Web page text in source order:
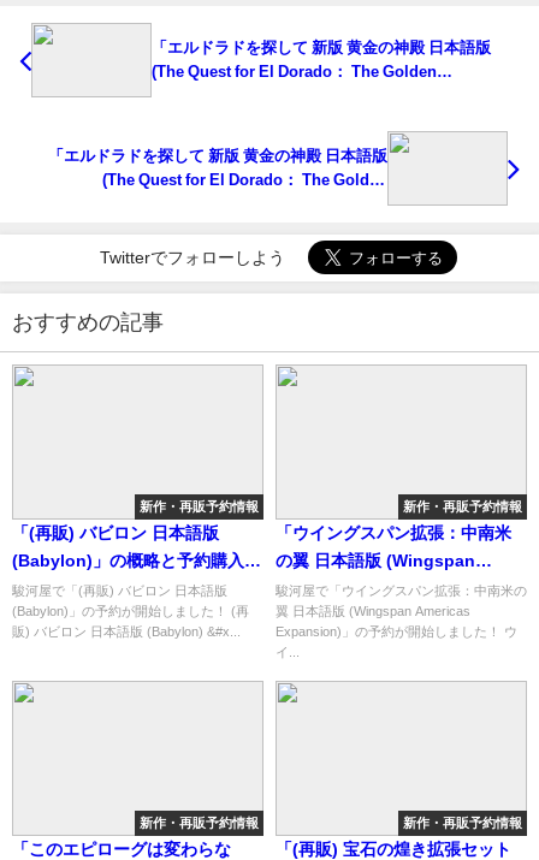
「エルドラドを探して 新版 黄金の神殿 日本語版
(The Quest for El Dorado： The Golden
「エルドラドを探して 新版 黄金の神殿 日本語版
(The Quest for El Dorado： The Golden
Twitterでフォローしよう
おすすめの記事
新作・再販予約情報
「(再販) バビロン 日本語版
(Babylon)」の概略と予約購入可
能なショップ紹介！
駿河屋で「(再販) バビロン 日本語版
(Babylon)」の予約が開始しました！ (再
販) バビロン 日本語版 (Babylon) &#x...
新作・再販予約情報
「ウイングスパン拡張：中南米
の翼 日本語版 (Wingspan
Americas Expansion)」の概略
と予約購入可能なショップ紹
介！
駿河屋で「ウイングスパン拡張：中南米の
翼 日本語版 (Wingspan Americas
Expansion)」の予約が開始しました！ ウ
イ...
新作・再販予約情報
「このエピローグは変わらな
新作・再販予約情報
「(再販) 宝石の煌き拡張セット